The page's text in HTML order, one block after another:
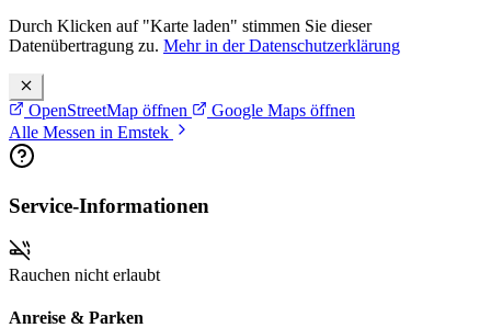
Durch Klicken auf "Karte laden" stimmen Sie dieser
Datenübertragung zu. Mehr in der Datenschutzerklärung
OpenStreetMap öffnen
Google Maps öffnen
Alle Messen in Emstek
Service-Informationen
Rauchen nicht erlaubt
Anreise & Parken